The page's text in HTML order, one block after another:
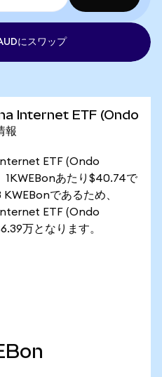
にスワップ
Internet ETF (Ondo
報
ETF (Ondo
1KWEBonあたり$40.74で
であるため、
ETF (Ondo
万となります。